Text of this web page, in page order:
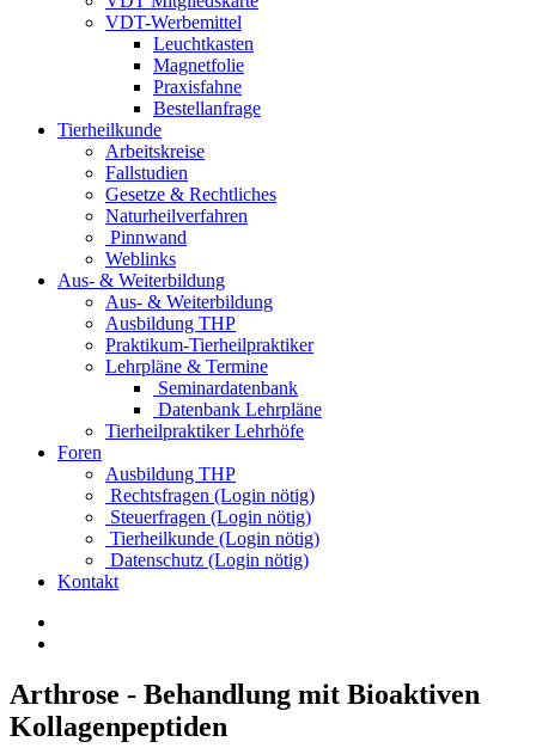
VDT-Werbemittel
Leuchtkasten
Magnetfolie
Praxisfahne
Bestellanfrage
Tierheilkunde
Arbeitskreise
Fallstudien
Gesetze & Rechtliches
Naturheilverfahren
Pinnwand
Weblinks
Aus- & Weiterbildung
Aus- & Weiterbildung
Ausbildung THP
Praktikum-Tierheilpraktiker
Lehrpläne & Termine
Seminardatenbank
Datenbank Lehrpläne
Tierheilpraktiker Lehrhöfe
Foren
Ausbildung THP
Rechtsfragen (Login nötig)
Steuerfragen (Login nötig)
Tierheilkunde (Login nötig)
Datenschutz (Login nötig)
Kontakt
Arthrose - Behandlung mit Bioaktiven
Kollagenpeptiden